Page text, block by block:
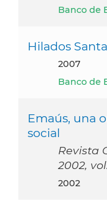
Banco de
Hilados
2007
Banco de
Emaús, una
social
Revista
2002,
2002